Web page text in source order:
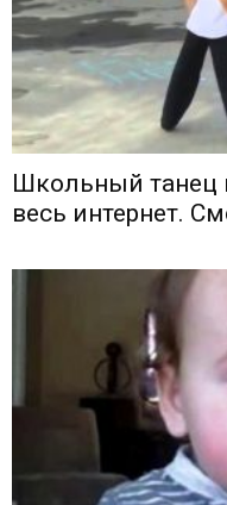
Школьный танец
весь интернет.